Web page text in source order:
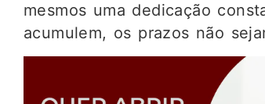
mesmos uma dedicação
acumulem, os prazos não